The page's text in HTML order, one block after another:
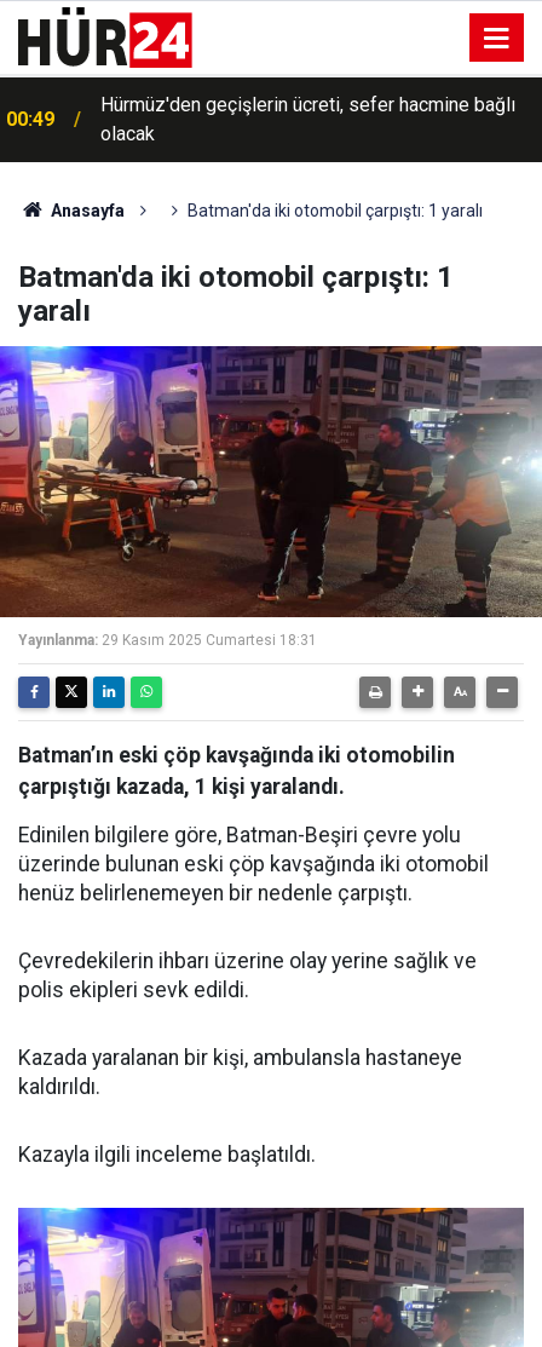
00:49
Hürmüz'den geçişlerin ücreti, sefer hacmine bağlı
olacak
Anasayfa Batman'da iki otomobil çarpıştı: 1 yaralı
Batman'da iki otomobil çarpıştı: 1
yaralı
Yayınlanma: 29 Kasım 2025 Cumartesi 18:31
Batman’ın eski çöp kavşağında iki otomobilin
çarpıştığı kazada, 1 kişi yaralandı.
Edinilen bilgilere göre, Batman-Beşiri çevre yolu
üzerinde bulunan eski çöp kavşağında iki otomobil
henüz belirlenemeyen bir nedenle çarpıştı.
Çevredekilerin ihbarı üzerine olay yerine sağlık ve
polis ekipleri sevk edildi.
Kazada yaralanan bir kişi, ambulansla hastaneye
kaldırıldı.
Kazayla ilgili inceleme başlatıldı.